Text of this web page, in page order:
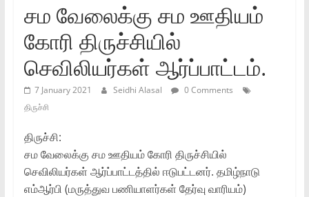
சம வேலைக்கு சம ஊதியம்
கோரி திருச்சியில்
செவிலியர்கள் ஆர்ப்பாட்டம்.
7 January 2021 Seidhi Alasal
0 Comments
திருச்சி
திருச்சி:
சம வேலைக்கு சம ஊதியம் கோரி திருச்சியில்
செவிலியர்கள் ஆர்ப்பாட்டத்தில் ஈடுபட்டனர். தமிழ்நாடு
எம்ஆர்பி (மருத்துவ பணியாளர்கள் தேர்வு வாரியம்)